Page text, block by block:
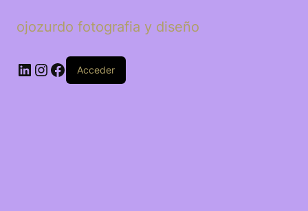
ojozurdo fotografia y diseño
LinkedIn
Instagram
Facebook
Acceder